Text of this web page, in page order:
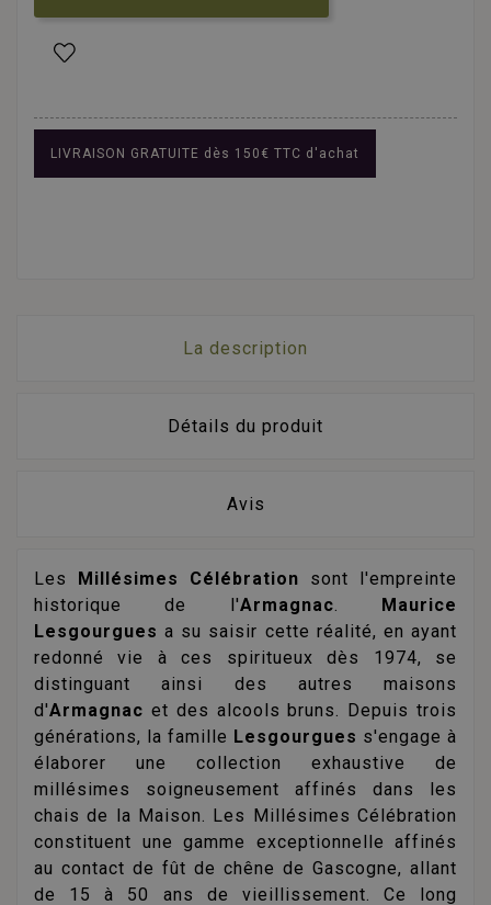
LIVRAISON GRATUITE dès 150€ TTC d'achat
La description
Détails du produit
Avis
Les Millésimes Célébration sont l'empreinte
historique de l'Armagnac. Maurice
Lesgourgues a su saisir cette réalité, en ayant
redonné vie à ces spiritueux dès 1974, se
distinguant ainsi des autres maisons
d'Armagnac et des alcools bruns. Depuis trois
générations, la famille Lesgourgues s'engage à
élaborer une collection exhaustive de
millésimes soigneusement affinés dans les
chais de la Maison. Les Millésimes Célébration
constituent une gamme exceptionnelle affinés
au contact de fût de chêne de Gascogne, allant
de 15 à 50 ans de vieillissement. Ce long